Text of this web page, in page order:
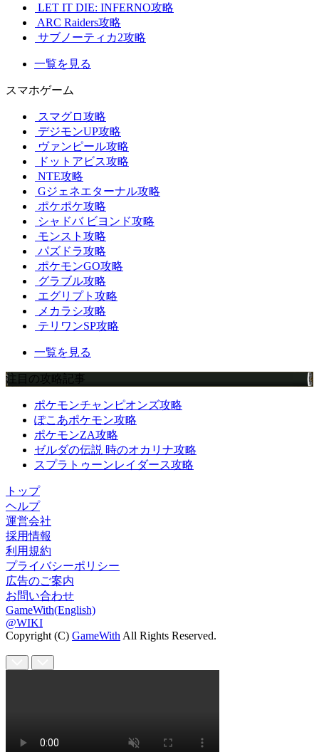
LET IT DIE: INFERNO攻略
ARC Raiders攻略
サブノーティカ2攻略
一覧を見る
スマホゲーム
スマグロ攻略
デジモンUP攻略
ヴァンピール攻略
ドットアビス攻略
NTE攻略
Gジェネエターナル攻略
ポケポケ攻略
シャドバ ビヨンド攻略
モンスト攻略
パズドラ攻略
ポケモンGO攻略
グラブル攻略
エグリプト攻略
メカラシ攻略
テリワンSP攻略
一覧を見る
注目の攻略記事
ポケモンチャンピオンズ攻略
ぽこあポケモン攻略
ポケモンZA攻略
ゼルダの伝説 時のオカリナ攻略
スプラトゥーンレイダース攻略
トップ
ヘルプ
運営会社
採用情報
利用規約
プライバシーポリシー
広告のご案内
お問い合わせ
GameWith(English)
@WIKI
Copyright (C) GameWith All Rights Reserved.